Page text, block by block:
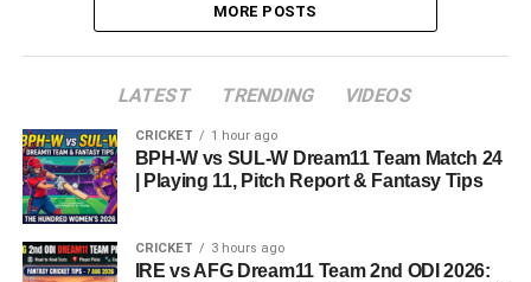
MORE POSTS
LATEST TRENDING VIDEOS
CRICKET 1 hour ago
BPH-W vs SUL-W Dream11 Team Match 24
| Playing 11, Pitch Report & Fantasy Tips
CRICKET 3 hours ago
IRE vs AFG Dream11 Team 2nd ODI 2026: